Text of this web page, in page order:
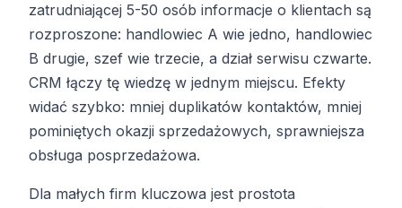
zatrudniającej 5-50 osób informacje o klientach są
rozproszone: handlowiec A wie jedno, handlowiec
B drugie, szef wie trzecie, a dział serwisu czwarte.
CRM łączy tę wiedzę w jednym miejscu. Efekty
widać szybko: mniej duplikatów kontaktów, mniej
pominiętych okazji sprzedażowych, sprawniejsza
obsługa posprzedażowa.
Dla małych firm kluczowa jest prostota